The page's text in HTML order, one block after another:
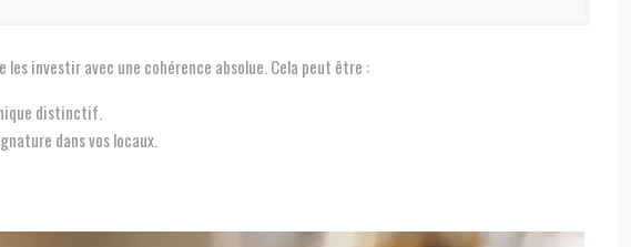
investir avec une cohérence absolue. Cela peut être :
distinctif.
dans vos locaux.